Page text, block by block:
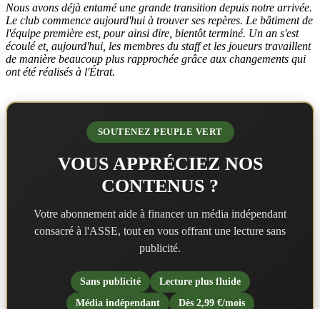
Nous avons déjà entamé une grande transition depuis notre arrivée.
Le club commence aujourd'hui à trouver ses repères. Le bâtiment de
l'équipe première est, pour ainsi dire, bientôt terminé. Un an s'est
écoulé et, aujourd'hui, les membres du staff et les joueurs travaillent
de manière beaucoup plus rapprochée grâce aux changements qui
ont été réalisés à l'Étrat.
SOUTENEZ PEUPLE VERT
VOUS APPRÉCIEZ NOS
CONTENUS ?
Votre abonnement aide à financer un média indépendant
consacré à l'ASSE, tout en vous offrant une lecture sans
publicité.
Sans publicité
Lecture plus fluide
Média indépendant
Dès 2,99 €/mois